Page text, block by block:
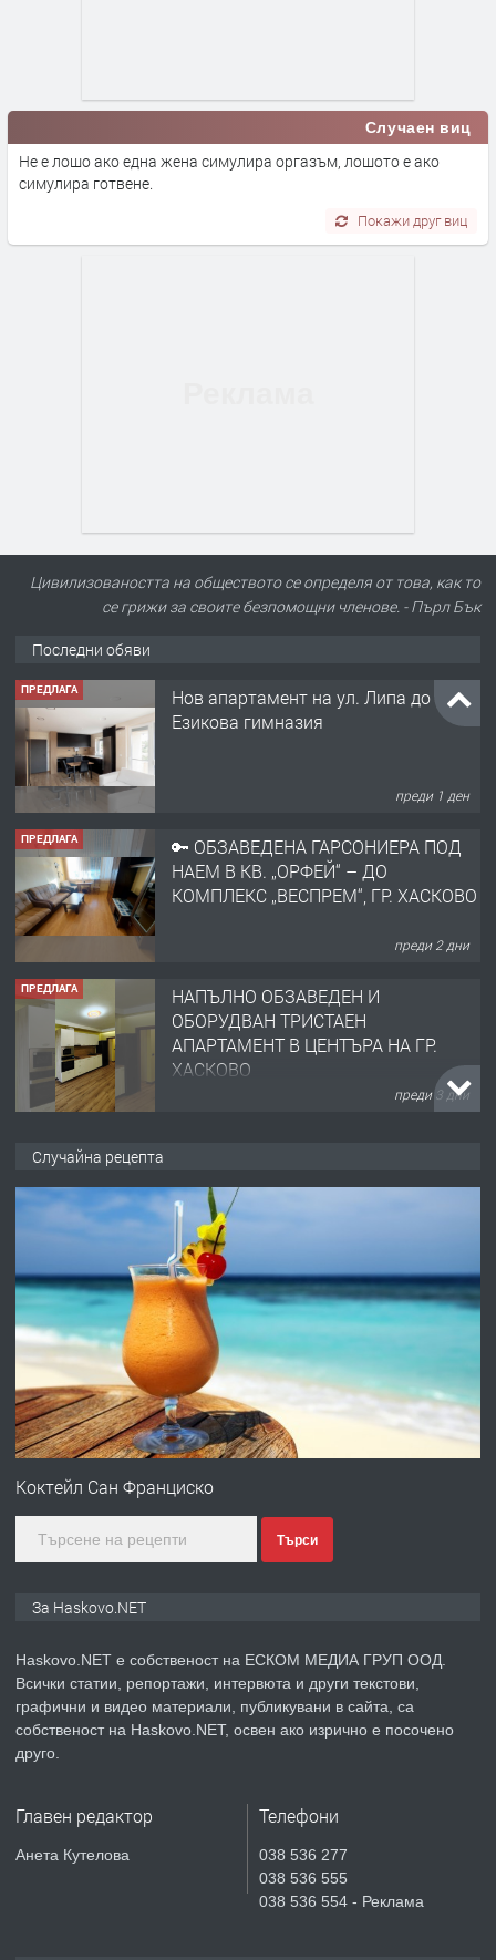
Случаен виц
Не е лошо ако една жена симулира оргазъм, лошото е ако
симулира готвене.
Покажи друг виц
Цивилизоваността на обществото се определя от това, как то
се грижи за своите безпомощни членове. - Пърл Бък
Последни обяви
ПРЕДЛАГА
Нов апартамент на ул. Липа до
Езикова гимназия
преди 1 ден
ПРЕДЛАГА
🔑 ОБЗАВЕДЕНА ГАРСОНИЕРА ПОД
НАЕМ В КВ. „ОРФЕЙ“ – ДО
КОМПЛЕКС „ВЕСПРЕМ“, ГР. ХАСКОВО
преди 2 дни
ПРЕДЛАГА
НАПЪЛНО ОБЗАВЕДЕН И
ОБОРУДВАН ТРИСТАЕН
АПАРТАМЕНТ В ЦЕНТЪРА НА ГР.
ХАСКОВО
преди 3 дни
ПРЕДЛАГА
№4120 Магазин/Офис под наем в кв.
Любен Каравелов, Хасково-близо до
градската градина!
преди 3 дни
ПРЕДЛАГА
ПРОСТОРЕН ТРИСТАЕН
КУБА
преди 4 дни
ПРЕДЛАГА СГЛОБЯВАНЕ НА МЕБЕЛИ.
№4119 Едностаен обзаведен
Случайна рецепта
Коктейл Сан Франциско
Търси
За Haskovo.NET
Haskovo.NET е собственост на ЕСКОМ МЕДИА ГРУП ООД.
Всички статии, репортажи, интервюта и други текстови,
графични и видео материали, публикувани в сайта, са
собственост на Haskovo.NET, освен ако изрично е посочено
друго.
Главен редактор
Анета Кутелова
Телефони
038 536 277
038 536 555
038 536 554 - Реклама